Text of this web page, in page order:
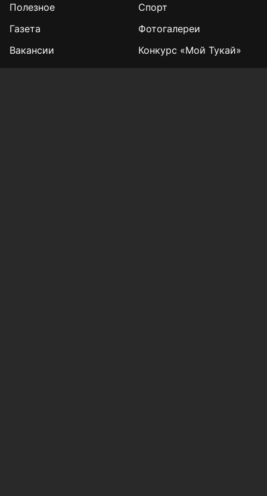
Полезное
Спорт
Газета
Фотогалереи
Вакансии
Конкурс «Мой Тукай»